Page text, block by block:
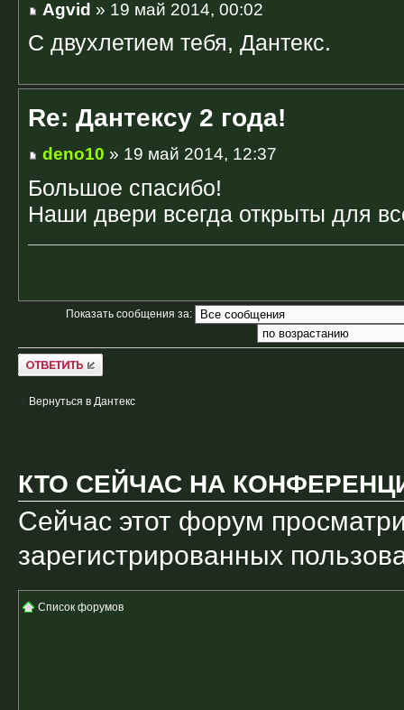
Agvid » 19 май 2014, 00:02
С двухлетием тебя, Дантекс.
Re: Дантексу 2 года!
deno10 » 19 май 2014, 12:37
Большое спасибо!
Наши двери всегда открыты для
Показать сообщения за:
Ответить
Вернуться в Дантекс
КТО СЕЙЧАС НА
Сейчас этот форум
зарегистрированных
Список форумов